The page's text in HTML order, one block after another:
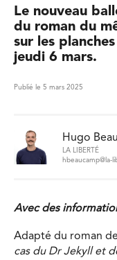
Le nouveau
du roman du
sur les
jeudi 6 mars.
Publié le 5 mars 2025
Hugo
LA LIBERTÉ
hbeaucamp@la-
Avec des
Adapté du roman
cas du Dr Jekyll et